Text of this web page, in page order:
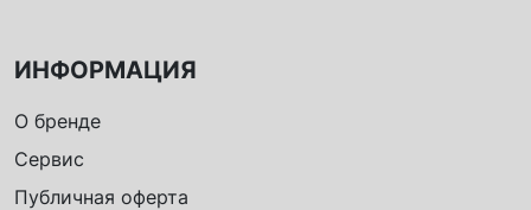
ИНФОРМАЦИЯ
О бренде
Сервис
Публичная оферта